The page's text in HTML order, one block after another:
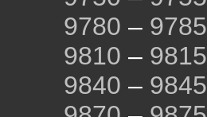
9780 – 9785
9810 – 9815
9840 – 9845